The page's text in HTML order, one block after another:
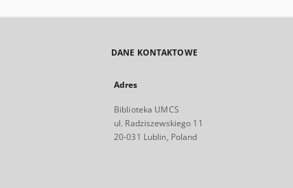
DANE KONTAKTOWE
Adres
Biblioteka UMCS
ul. Radziszewskiego 11
20-031 Lublin, Poland